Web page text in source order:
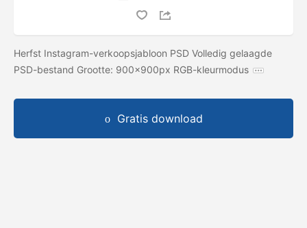
Herfst Instagram-verkoopsjabloon PSD Volledig gelaagde
PSD-bestand Grootte: 900x900px RGB-kleurmodus
Gratis download